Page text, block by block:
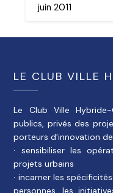
juin 2011
LE CLUB VILLE
Le Club Ville
publics, privés des
porteurs d’innovation
· sensibiliser les
projets urbains
· incarner les
personnes, les